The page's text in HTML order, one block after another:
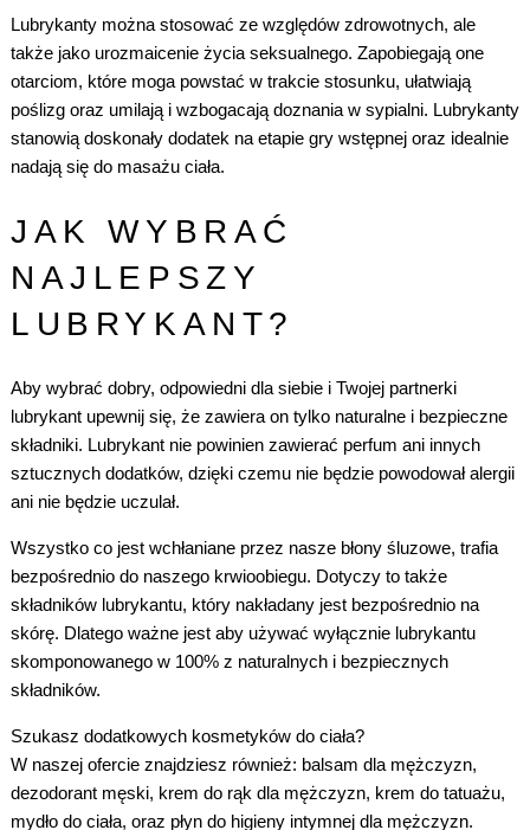
Lubrykanty można stosować ze względów zdrowotnych, ale
także jako urozmaicenie życia seksualnego. Zapobiegają one
otarciom, które moga powstać w trakcie stosunku, ułatwiają
poślizg oraz umilają i wzbogacają doznania w sypialni. Lubrykanty
stanowią doskonały dodatek na etapie gry wstępnej oraz idealnie
nadają się do masażu ciała.
JAK WYBRAĆ
NAJLEPSZY
LUBRYKANT?
Aby wybrać dobry, odpowiedni dla siebie i Twojej partnerki
lubrykant upewnij się, że zawiera on tylko naturalne i bezpieczne
składniki. Lubrykant nie powinien zawierać perfum ani innych
sztucznych dodatków, dzięki czemu nie będzie powodował alergii
ani nie będzie uczulał.
Wszystko co jest wchłaniane przez nasze błony śluzowe, trafia
bezpośrednio do naszego krwioobiegu. Dotyczy to także
składników lubrykantu, który nakładany jest bezpośrednio na
skórę. Dlatego ważne jest aby używać wyłącznie lubrykantu
skomponowanego w 100% z naturalnych i bezpiecznych
składników.
Szukasz dodatkowych kosmetyków do ciała?
W naszej ofercie znajdziesz również: balsam dla mężczyzn,
dezodorant męski, krem do rąk dla mężczyzn, krem do tatuażu,
mydło do ciała, oraz płyn do higieny intymnej dla mężczyzn.